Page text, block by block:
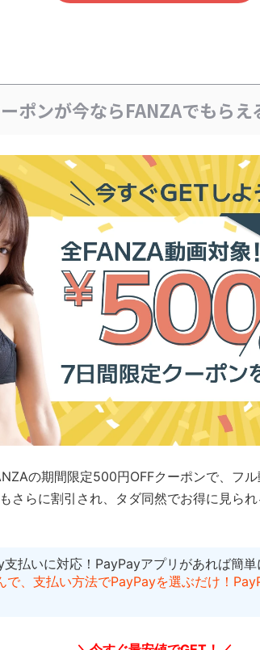
ポンが今ならFANZAでもらえ
の期間限定500円OFFクーポンで、フル
さらに割引され、タダ同然でお得に見られ
支払いに対応！PayPayアプリがあれば簡単
で、支払い方法でPayPayを選ぶだけ！